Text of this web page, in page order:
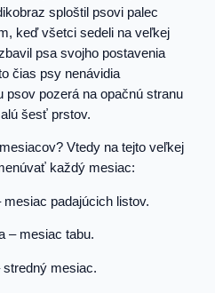
sploštil psovi palec
keď všetci sedeli na veľkej
psa svojho postavenia
čias psy nenávidia
psov pozerá na opačnú stranu
šesť prstov.
Vtedy na tejto veľkej
každý mesiac:
padajúcich listov.
– mesiac tabu.
stredný mesiac.